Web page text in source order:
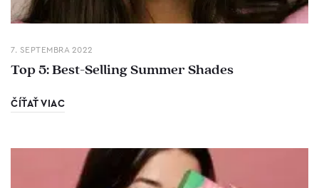
7. SEPTEMBRA 2022
Top 5: Best-Selling Summer Shades
ČÍŤAŤ VIAC